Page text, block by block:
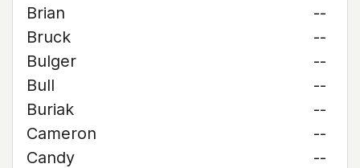
Brian
--
Bruck
--
Bulger
--
Bull
--
Buriak
--
Cameron
--
Candy
--